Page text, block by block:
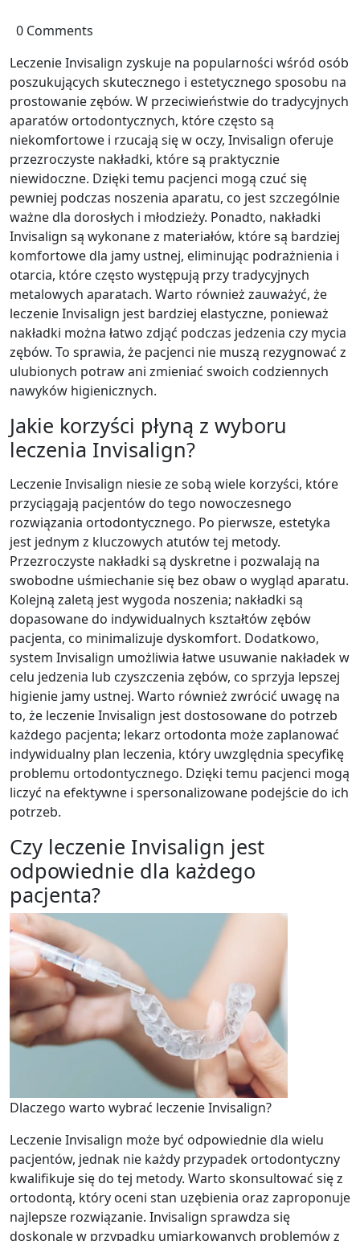
0 Comments
Leczenie Invisalign zyskuje na popularności wśród osób
poszukujących skutecznego i estetycznego sposobu na
prostowanie zębów. W przeciwieństwie do tradycyjnych
aparatów ortodontycznych, które często są
niekomfortowe i rzucają się w oczy, Invisalign oferuje
przezroczyste nakładki, które są praktycznie
niewidoczne. Dzięki temu pacjenci mogą czuć się
pewniej podczas noszenia aparatu, co jest szczególnie
ważne dla dorosłych i młodzieży. Ponadto, nakładki
Invisalign są wykonane z materiałów, które są bardziej
komfortowe dla jamy ustnej, eliminując podrażnienia i
otarcia, które często występują przy tradycyjnych
metalowych aparatach. Warto również zauważyć, że
leczenie Invisalign jest bardziej elastyczne, ponieważ
nakładki można łatwo zdjąć podczas jedzenia czy mycia
zębów. To sprawia, że pacjenci nie muszą rezygnować z
ulubionych potraw ani zmieniać swoich codziennych
nawyków higienicznych.
Jakie korzyści płyną z wyboru
leczenia Invisalign?
Leczenie Invisalign niesie ze sobą wiele korzyści, które
przyciągają pacjentów do tego nowoczesnego
rozwiązania ortodontycznego. Po pierwsze, estetyka
jest jednym z kluczowych atutów tej metody.
Przezroczyste nakładki są dyskretne i pozwalają na
swobodne uśmiechanie się bez obaw o wygląd aparatu.
Kolejną zaletą jest wygoda noszenia; nakładki są
dopasowane do indywidualnych kształtów zębów
pacjenta, co minimalizuje dyskomfort. Dodatkowo,
system Invisalign umożliwia łatwe usuwanie nakładek w
celu jedzenia lub czyszczenia zębów, co sprzyja lepszej
higienie jamy ustnej. Warto również zwrócić uwagę na
to, że leczenie Invisalign jest dostosowane do potrzeb
każdego pacjenta; lekarz ortodonta może zaplanować
indywidualny plan leczenia, który uwzględnia specyfikę
problemu ortodontycznego. Dzięki temu pacjenci mogą
liczyć na efektywne i spersonalizowane podejście do ich
potrzeb.
Czy leczenie Invisalign jest
odpowiednie dla każdego
pacjenta?
Dlaczego warto wybrać leczenie Invisalign?
Leczenie Invisalign może być odpowiednie dla wielu
pacjentów, jednak nie każdy przypadek ortodontyczny
kwalifikuje się do tej metody. Warto skonsultować się z
ortodontą, który oceni stan uzębienia oraz zaproponuje
najlepsze rozwiązanie. Invisalign sprawdza się
doskonale w przypadku umiarkowanych problemów z